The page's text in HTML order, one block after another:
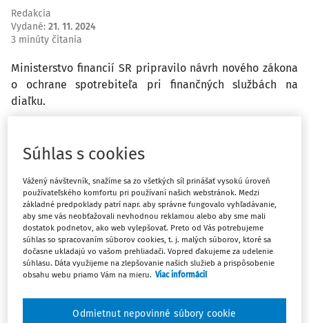
Redakcia
Vydané: 21. 11. 2024
3 minúty čítania
Ministerstvo financií SR pripravilo návrh nového zákona
o ochrane spotrebiteľa pri finančných službách na
diaľku.
potrebu posilnenia ochrany spotrebiteľa, pričom
a Rady (EÚ) 2023/2673 z 22. novembra 2023, ktorou sa mení
smernica 2011/83/EÚ, pokiaľ ide o zmluvy o finančných
službách uzavreté na diaľku, a ktorou sa zrušuje smernica
2002/65/ES, do slovenského práva v súlade s legislatívou
EÚ.
Hlavným cieľom návrhu je riešenie problematiky
poskytovania finančných služieb na diaľku
prostredníctvom online kanálov, keďže existujúca právna
Súhlas s cookies
Vážený návštevník, snažíme sa zo všetkých síl prinášať vysokú úroveň
používateľského komfortu pri používaní našich webstránok. Medzi
základné predpoklady patrí napr. aby správne fungovalo vyhľadávanie,
aby sme vás neobťažovali nevhodnou reklamou alebo aby sme mali
dostatok podnetov, ako web vylepšovať. Preto od Vás potrebujeme
súhlas so spracovaním súborov cookies, t. j. malých súborov, ktoré sa
dočasne ukladajú vo vašom prehliadači. Vopred ďakujeme za udelenie
súhlasu. Dáta využijeme na zlepšovanie našich služieb a prispôsobenie
obsahu webu priamo Vám na mieru. Viac informácií
Odmietnut nepovinné súbory cookie